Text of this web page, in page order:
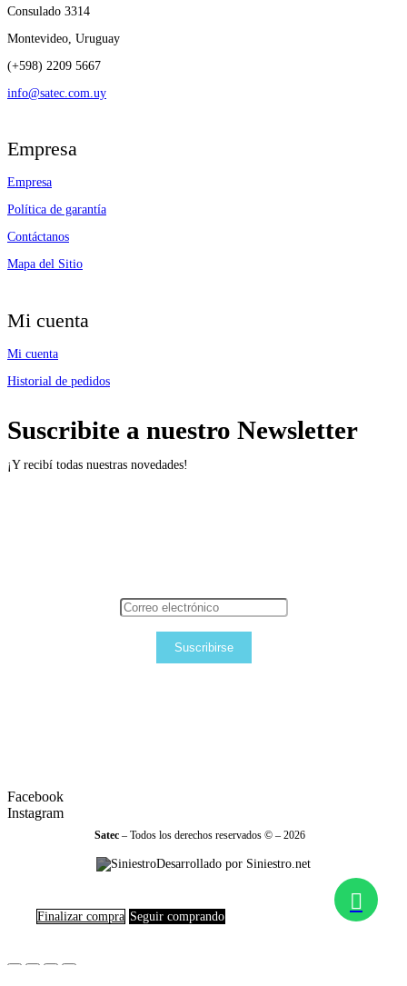
Consulado 3314
Montevideo, Uruguay
(+598) 2209 5667
info@satec.com.uy
Empresa
Empresa
Política de garantía
Contáctanos
Mapa del Sitio
Mi cuenta
Mi cuenta
Historial de pedidos
Suscribite a nuestro Newsletter
¡Y recibí todas nuestras novedades!
Suscribirse
Facebook
Instagram
Satec – Todos los derechos reservados © – 2026
Desarrollado por Siniestro.net
Finalizar compra Seguir comprando